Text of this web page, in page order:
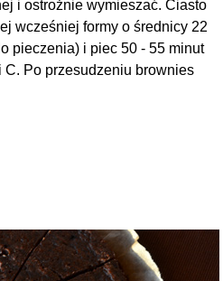
i ostrożnie wymieszać. Ciasto
wcześniej formy o średnicy 22
pieczenia) i piec 50 - 55 minut
C. Po przesudzeniu brownies